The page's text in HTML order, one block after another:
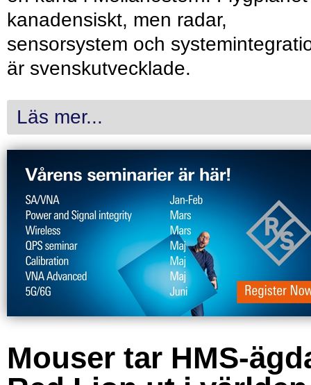
kanadensiskt, men radar,
sensorsystem och
är svenskutvecklade.
Läs mer...
Mouser tar HMS-